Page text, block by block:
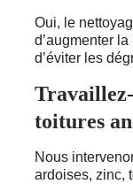
Oui, le
d’augmenter
d’éviter les
toitures
Nous
ardoises, zinc,